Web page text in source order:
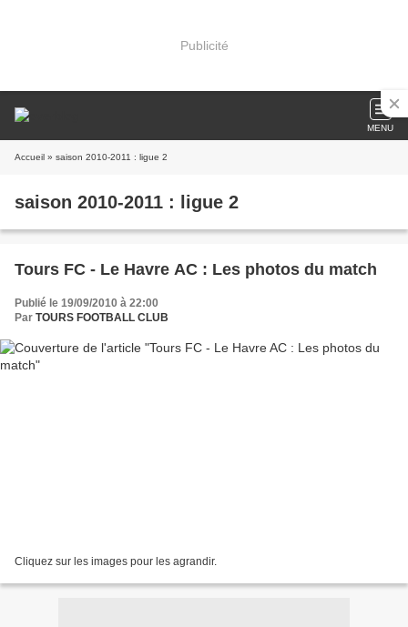
Publicité
MENU
Accueil » saison 2010-2011 : ligue 2
saison 2010-2011 : ligue 2
Tours FC - Le Havre AC : Les photos du match
Publié le 19/09/2010 à 22:00
Par TOURS FOOTBALL CLUB
Cliquez sur les images pour les agrandir.